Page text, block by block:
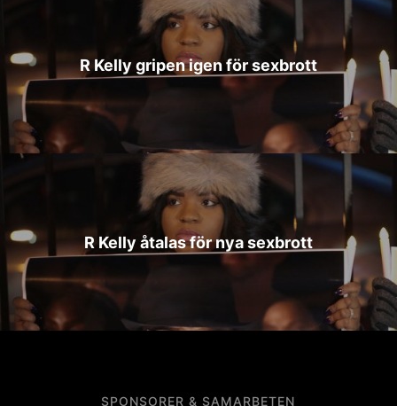
R Kelly gripen igen för sexbrott
R Kelly åtalas för nya sexbrott
SPONSORER & SAMARBETEN